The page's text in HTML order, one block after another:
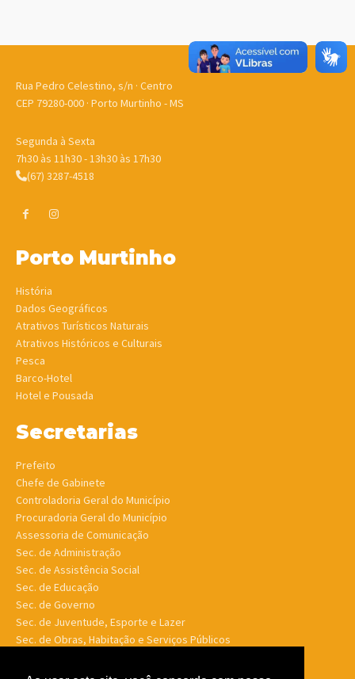
Rua Pedro Celestino, s/n · Centro
CEP 79280-000 · Porto Murtinho - MS
Segunda à Sexta
7h30 às 11h30 - 13h30 às 17h30
(67) 3287-4518
Porto Murtinho
História
Dados Geográficos
Atrativos Turísticos Naturais
Atrativos Históricos e Culturais
Pesca
Barco-Hotel
Hotel e Pousada
Secretarias
Prefeito
Chefe de Gabinete
Controladoria Geral do Município
Procuradoria Geral do Município
Assessoria de Comunicação
Sec. de Administração
Sec. de Assistência Social
Sec. de Educação
Sec. de Governo
Sec. de Juventude, Esporte e Lazer
Sec. de Obras, Habitação e Serviços Públicos
Sec. de Saúde